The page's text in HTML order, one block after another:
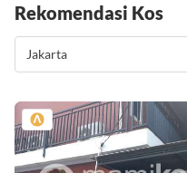
Rekomendasi Kos